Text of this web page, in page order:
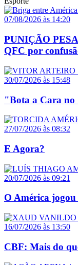
07/08/2026 às 14:20
PUNIÇÃO
QFC por
30/07/2026 às 15:48
"Bota a Cara no
27/07/2026 às 08:32
E Agora?
20/07/2026 às 09:21
O América jogou
16/07/2026 às 13:50
CBF: Mais do